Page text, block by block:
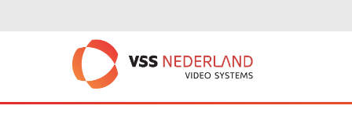
: Trying to get property of non-object in
: Undefined offset: 1 in/home/vssned01/domains/